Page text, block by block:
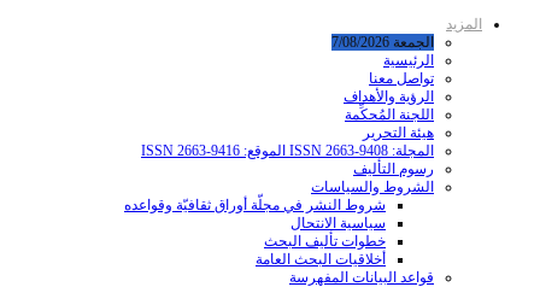
المزيد
الجمعة 7/08/2026
الرئيسية
تواصل معنا
الرؤية والأهداف
اللجنة المُحكِّمة
هيئة التحرير
المجلة: ISSN 2663-9408 الموقع: ISSN 2663-9416
رسوم التأليف
الشروط والسياسات
شروط النشر في مجلّة أوراق ثقافيّة وقواعده
سياسية الانتحال
خطوات تأليف البحث
أخلاقيات البحث العامة
قواعد البیانات المفهرسة